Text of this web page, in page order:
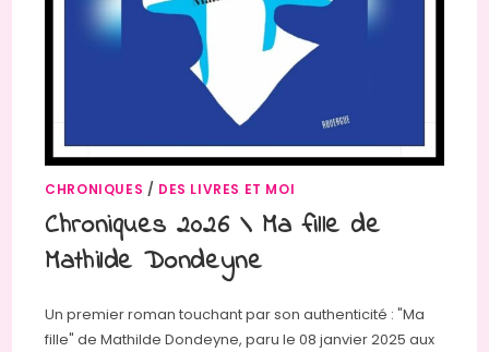
CHRONIQUES / DES LIVRES ET MOI
Chroniques 2026 \ Ma fille de
Mathilde Dondeyne
Un premier roman touchant par son authenticité : "Ma
fille" de Mathilde Dondeyne, paru le 08 janvier 2025 aux